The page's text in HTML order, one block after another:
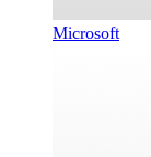
Microsoft